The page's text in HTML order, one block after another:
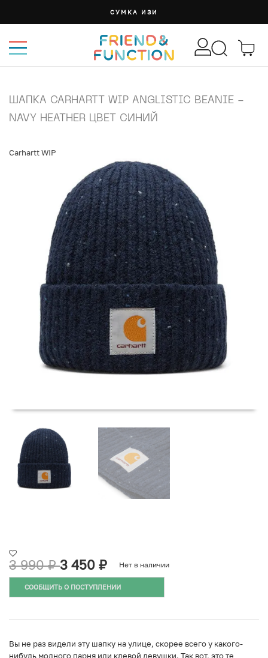
СУМКА ИЗИ
ШАПКА CARHARTT WIP ANGLISTIC BEANIE -
NAVY HEATHER ЦВЕТ СИНИЙ
Carhartt WIP
3 990₽ 3 450 ₽ Нет в наличии
СООБЩИТЬ О ПОСТУПЛЕНИИ
Вы не раз видели эту шапку на улице, скорее всего у какого-
нибудь модного парня или клевой девушки. Так вот, это те